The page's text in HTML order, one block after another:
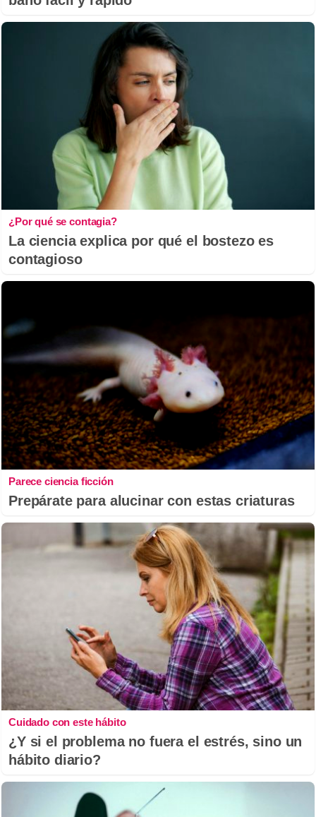
¿Por qué se contagia?
La ciencia explica por qué el bostezo es
contagioso
Parece ciencia ficción
Prepárate para alucinar con estas criaturas
Cuidado con este hábito
¿Y si el problema no fuera el estrés, sino un
hábito diario?